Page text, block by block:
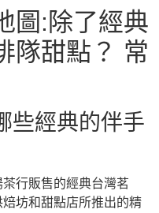
圖:除了經典
隊甜點？ 常
些經典的伴手
行販售的經典台灣茗
坊和甜點店所推出的精